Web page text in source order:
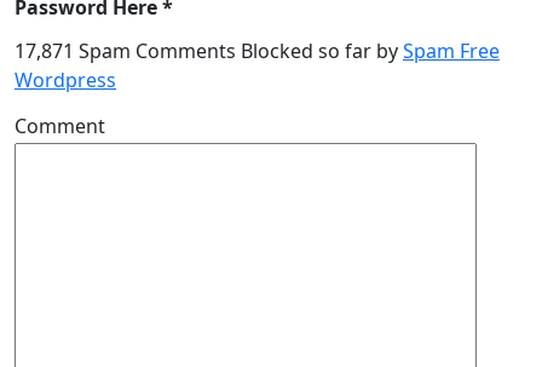
Password Here *
17,871 Spam Comments Blocked so far bySpam Free
Wordpress
Comment